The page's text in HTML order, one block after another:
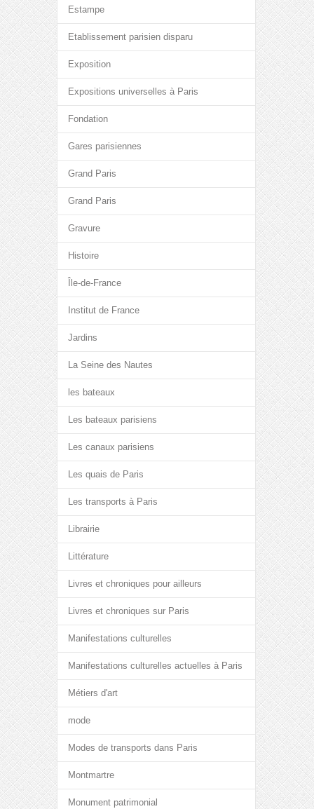
Estampe
Etablissement parisien disparu
Exposition
Expositions universelles à Paris
Fondation
Gares parisiennes
Grand Paris
Grand Paris
Gravure
Histoire
Île-de-France
Institut de France
Jardins
La Seine des Nautes
les bateaux
Les bateaux parisiens
Les canaux parisiens
Les quais de Paris
Les transports à Paris
Librairie
Littérature
Livres et chroniques pour ailleurs
Livres et chroniques sur Paris
Manifestations culturelles
Manifestations culturelles actuelles à Paris
Métiers d'art
mode
Modes de transports dans Paris
Montmartre
Monument patrimonial